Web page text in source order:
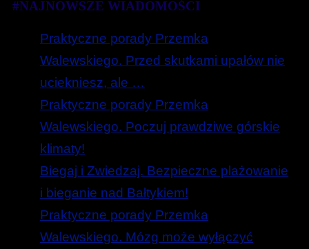
#NAJNOWSZE WIADOMOŚCI
Praktyczne porady Przemka
Walewskiego. Przed skutkami upałów nie
uciekniesz, ale …
Praktyczne porady Przemka
Walewskiego. Poczuj prawdziwe górskie
klimaty!
Biegaj i Zwiedzaj. Bezpieczne plażowanie
i bieganie nad Bałtykiem!
Praktyczne porady Przemka
Walewskiego. Mózg może wyłączyć